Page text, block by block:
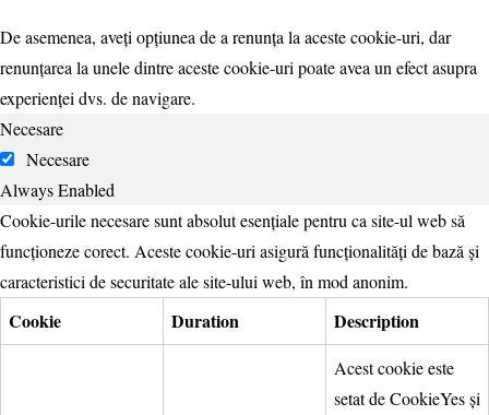
De asemenea, aveți opțiunea de a renunța la aceste cookie-uri, dar
renunțarea la unele dintre aceste cookie-uri poate avea un efect asupra
experienței dvs. de navigare.
Necesare
Necesare
Always Enabled
Cookie-urile necesare sunt absolut esențiale pentru ca site-ul web să
funcționeze corect. Aceste cookie-uri asigură funcționalități de bază și
caracteristici de securitate ale site-ului web, în mod anonim.
Cookie Duration Description
Acest cookie este
setat de CookieYes și